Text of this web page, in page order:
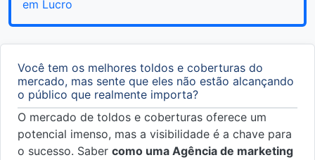
em Lucro
Você tem os melhores toldos e coberturas do
mercado, mas sente que eles não estão alcançando
o público que realmente importa?
O mercado de toldos e coberturas oferece um
potencial imenso, mas a visibilidade é a chave para
o sucesso. Saber como uma Agência de marketing